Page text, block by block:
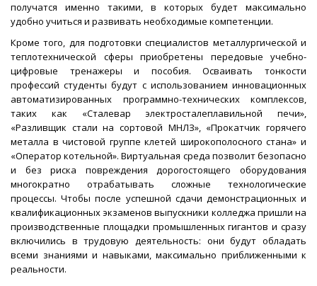
получатся именно такими, в которых будет максимально
удобно учиться и развивать необходимые компетенции.
Кроме того, для подготовки специалистов металлургической и
теплотехнической сферы приобретены передовые учебно-
цифровые тренажеры и пособия. Осваивать тонкости
профессий студенты будут с использованием инновационных
автоматизированных программно-технических комплексов,
таких как «Сталевар электросталеплавильной печи»,
«Разливщик стали на сортовой МНЛЗ», «Прокатчик горячего
металла в чистовой группе клетей широкополосного стана» и
«Оператор котельной». Виртуальная среда позволит безопасно
и без риска повреждения дорогостоящего оборудования
многократно отрабатывать сложные технологические
процессы. Чтобы после успешной сдачи демонстрационных и
квалификационных экзаменов выпускники колледжа пришли на
производственные площадки промышленных гигантов и сразу
включились в трудовую деятельность: они будут обладать
всеми знаниями и навыками, максимально приближенными к
реальности.